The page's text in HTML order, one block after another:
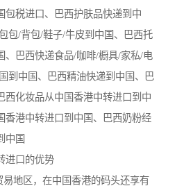
包税进口、巴西护肤品快递到中
包/背包/鞋子/牛皮到中国、巴西托
、巴西快递食品/咖啡/橱具/家私/电
到中国、巴西精油快递到中国、巴
西化妆品从中国香港中转进口到中
香港中转进口到中国、巴西奶粉经
中国
进口的优势
易地区，在中国香港的码头还享有